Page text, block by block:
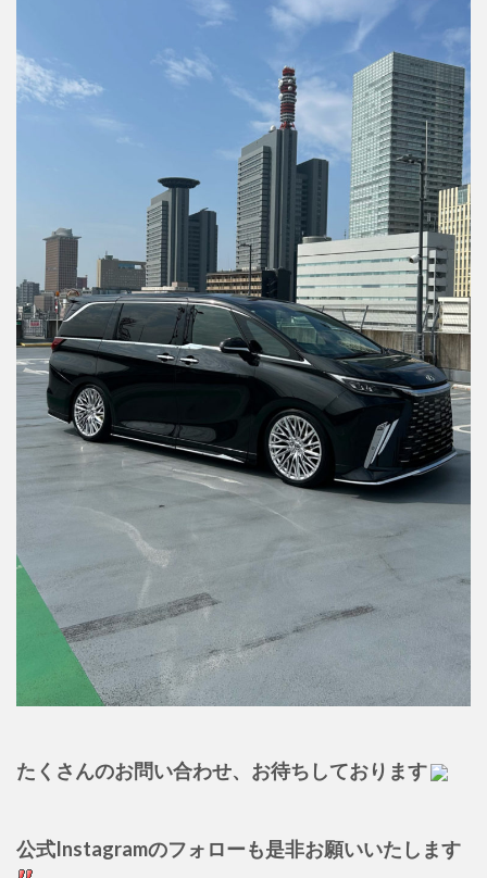
たくさんのお問い合わせ、お待ちしております
公式Instagramのフォローも是非お願いいたします